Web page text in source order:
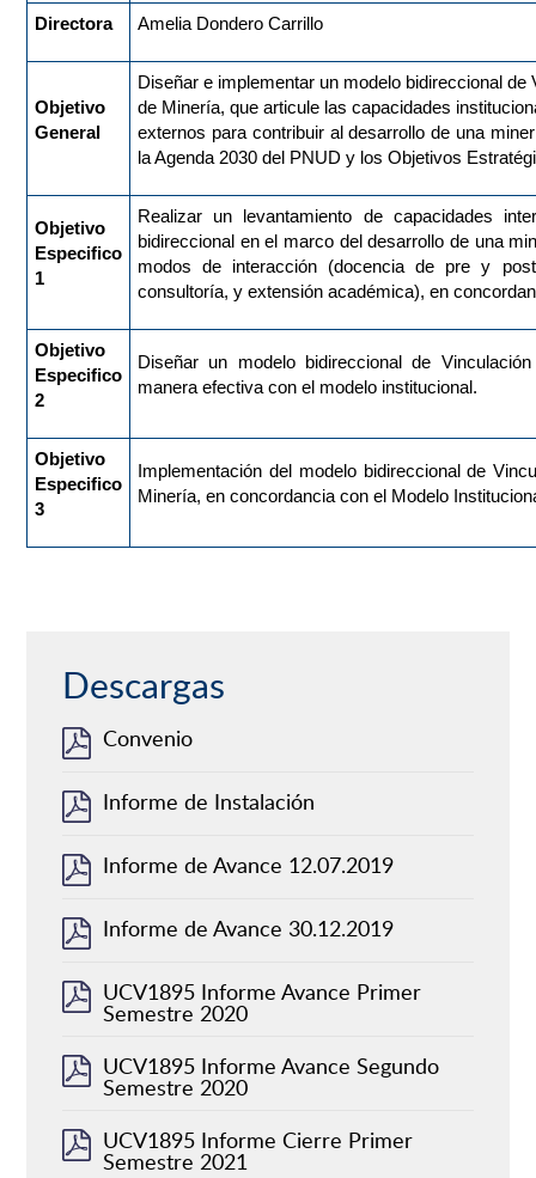
Directora Amelia Dondero Carrillo
Objetivo
General
Diseñar e implementar un modelo bidireccional
de Minería, que articule las capacidades
externos para contribuir al desarrollo de una
la Agenda 2030 del PNUD y los Objetivos
Objetivo
Especifico
1
Realizar un levantamiento de capacidades
bidireccional en el marco del desarrollo de una
modos de interacción (docencia de pre y
consultoría, y extensión académica), en
Objetivo
Especifico
2
Diseñar un modelo bidireccional de
manera efectiva con el modelo institucional.
Objetivo
Especifico
3
Implementación del modelo bidireccional de
Minería, en concordancia con el Modelo
Descargas
Convenio
Informe de Instalación
Informe de Avance 12.07.2019
Informe de Avance 30.12.2019
UCV1895 Informe Avance Primer
Semestre 2020
UCV1895 Informe Avance Segundo
Semestre 2020
UCV1895 Informe Cierre Primer
Semestre 2021